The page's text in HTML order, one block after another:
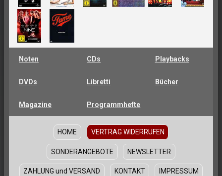
Noten CDs Playbacks
DVDs Libretti Bücher
Magazine Programmhefte
HOME VERTRAG WIDERRUFEN
SONDERANGEBOTE NEWSLETTER
ZAHLUNG und VERSAND KONTAKT IMPRESSUM